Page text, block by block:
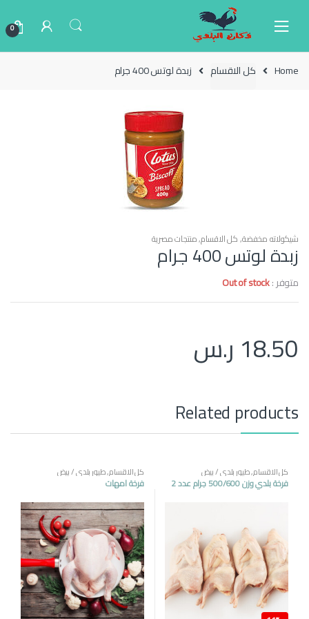
0
Home كل الاقسام زبدة لوتس 400 جرام
شيكولاته مخفضة,كل الاقسام,منتجات مصرية
زبدة لوتس 400 جرام
متوفر :Out of stock
18.50 ر.س
Related products
كل الاقسام,طيور بلدي / بيض
فرخة بلدي وزن 500/600 جرام عدد 2
كل الاقسام,طيور بلدي / بيض
فرخة امهات